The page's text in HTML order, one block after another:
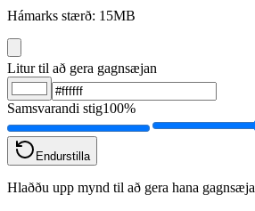
Hámarks stærð: 15MB
Litur til að gera gagnsæjan
Samsvarandi stig100%
Endurstilla
Hlaððu upp mynd til að gera hana gagnsæja